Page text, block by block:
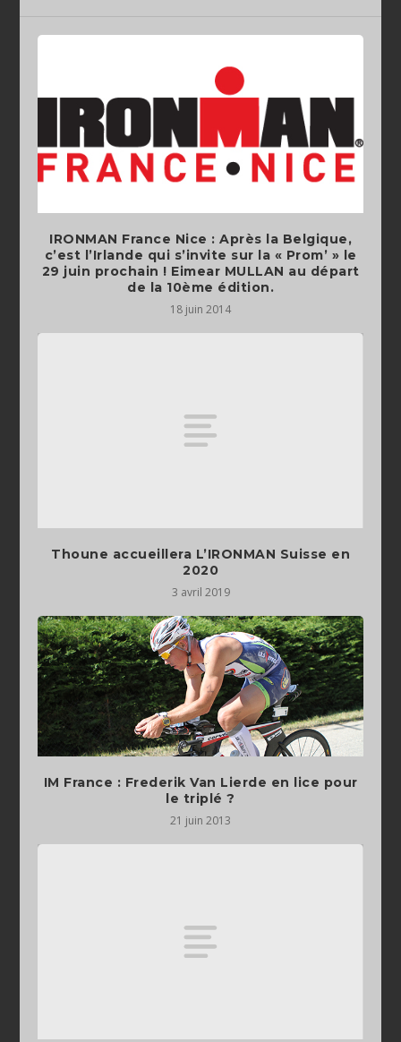
IRONMAN France Nice : Après la Belgique,
c’est l’Irlande qui s’invite sur la « Prom’ » le
29 juin prochain ! Eimear MULLAN au départ
de la 10ème édition.
18 juin 2014
Thoune accueillera L’IRONMAN Suisse en
2020
3 avril 2019
IM France : Frederik Van Lierde en lice pour
le triplé ?
21 juin 2013